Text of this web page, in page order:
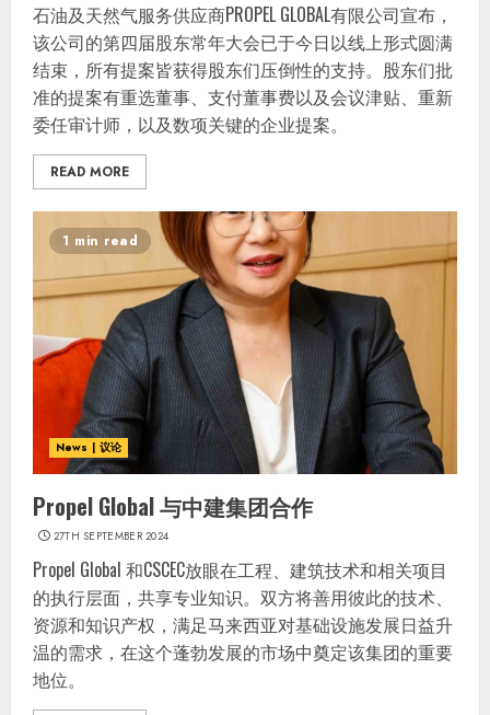
石油及天然气服务供应商PROPEL GLOBAL有限公司宣布，
该公司的第四届股东常年大会已于今日以线上形式圆满
结束，所有提案皆获得股东们压倒性的支持。股东们批
准的提案有重选董事、支付董事费以及会议津贴、重新
委任审计师，以及数项关键的企业提案。
READ MORE
1 min read
News | 议论
Propel Global 与中建集团合作
27TH SEPTEMBER 2024
Propel Global 和CSCEC放眼在工程、建筑技术和相关项目
的执行层面，共享专业知识。双方将善用彼此的技术、
资源和知识产权，满足马来西亚对基础设施发展日益升
温的需求，在这个蓬勃发展的市场中奠定该集团的重要
地位。